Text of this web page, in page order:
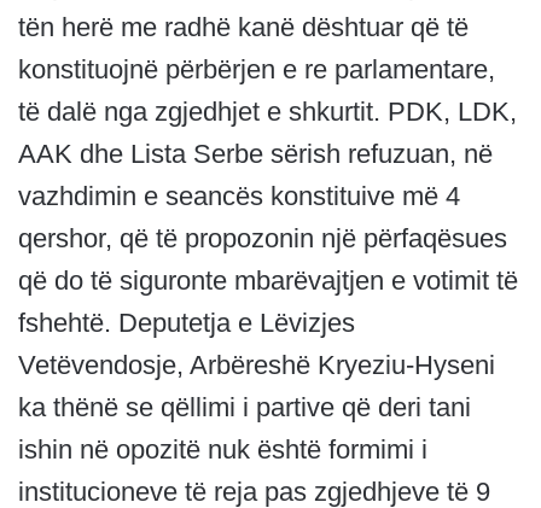
tën herë me radhë kanë dështuar që të
konstituojnë përbërjen e re parlamentare,
të dalë nga zgjedhjet e shkurtit. PDK, LDK,
AAK dhe Lista Serbe sërish refuzuan, në
vazhdimin e seancës konstituive më 4
qershor, që të propozonin një përfaqësues
që do të siguronte mbarëvajtjen e votimit të
fshehtë. Deputetja e Lëvizjes
Vetëvendosje, Arbëreshë Kryeziu-Hyseni
ka thënë se qëllimi i partive që deri tani
ishin në opozitë nuk është formimi i
institucioneve të reja pas zgjedhjeve të 9